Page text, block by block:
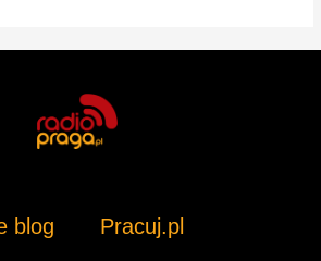
blog Pracuj.pl